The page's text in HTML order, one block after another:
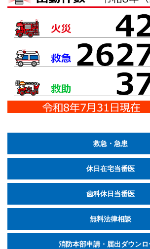
救急・急患
休日在宅当番医
歯科休日当番医
無料法律相談
消防本部申請・届出ダウンロ